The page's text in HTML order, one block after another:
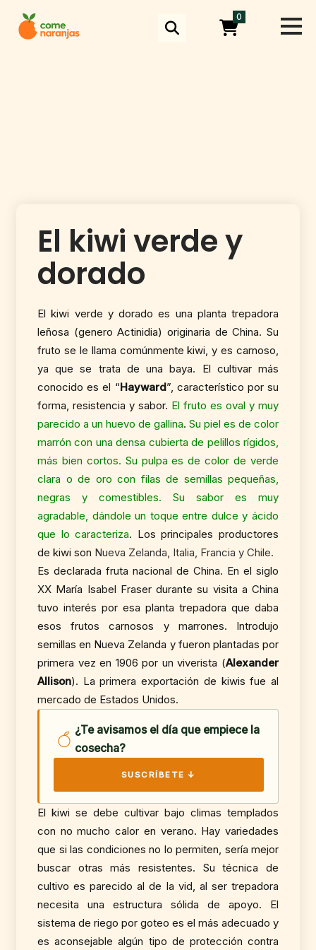
0
El kiwi verde y
dorado
El kiwi verde y dorado es una planta trepadora
leñosa (genero Actinidia) originaria de China. Su
fruto se le llama comúnmente kiwi, y es carnoso,
ya que se trata de una baya. El cultivar más
conocido es el “Hayward”, característico por su
forma, resistencia y sabor. El fruto es oval y muy
parecido a un huevo de gallina. Su piel es de color
marrón con una densa cubierta de pelillos rígidos,
más bien cortos. Su pulpa es de color de verde
clara o de oro con filas de semillas pequeñas,
negras y comestibles. Su sabor es muy
agradable, dándole un toque entre dulce y ácido
que lo caracteriza. Los principales productores
de kiwi son Nueva Zelanda, Italia, Francia y Chile.
Es declarada fruta nacional de China. En el siglo
XX María Isabel Fraser durante su visita a China
tuvo interés por esa planta trepadora que daba
esos frutos carnosos y marrones. Introdujo
semillas en Nueva Zelanda y fueron plantadas por
primera vez en 1906 por un viverista (Alexander
Allison). La primera exportación de kiwis fue al
mercado de Estados Unidos.
¿Te avisamos el día que empiece la
cosecha?
SUSCRÍBETE ↓
El kiwi se debe cultivar bajo climas templados
con no mucho calor en verano. Hay variedades
que si las condiciones no lo permiten, sería mejor
buscar otras más resistentes. Su técnica de
cultivo es parecido al de la vid, al ser trepadora
necesita una estructura sólida de apoyo. El
sistema de riego por goteo es el más adecuado y
es aconsejable algún tipo de protección contra